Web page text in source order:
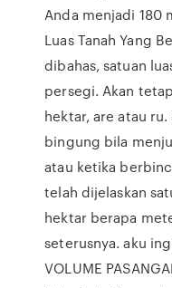
Anda menjadi 180
Luas Tanah Yang
dibahas, satuan
persegi. Akan
hektar, are atau
bingung bila
atau ketika
telah dijelaskan
hektar berapa
seterusnya. aku
VOLUME